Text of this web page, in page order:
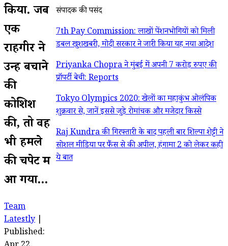
किया. जब
एक
राहगीर ने
उन्हें बचाने
की
कोशिश
की, तो वह
भी हमले
की चपेट में
आ गया...
Team
Latestly
Published:
संपादक की पसंद
7th Pay Commission: लाखों पेंशनभोगियों को मिली
डबल खुशखबरी, मोदी सरकार ने जारी किया यह नया आदेश
Priyanka Chopra ने मुंबई में अपनी 7 करोड़ रुपए की
प्रॉपर्टी बेची: Reports
Tokyo Olympics 2020: खेलों का महाकुंभ ओलंपिक
शुक्रवार से, जानें इससे जुड़े रोमांचक और मजेदार किस्से
Raj Kundra की गिरफ्तारी के बाद पहली बार शिल्पा शेट्टी ने
सोशल मीडिया पर फैंस से की अपील, हंगामा 2 को लेकर कही
ये बात